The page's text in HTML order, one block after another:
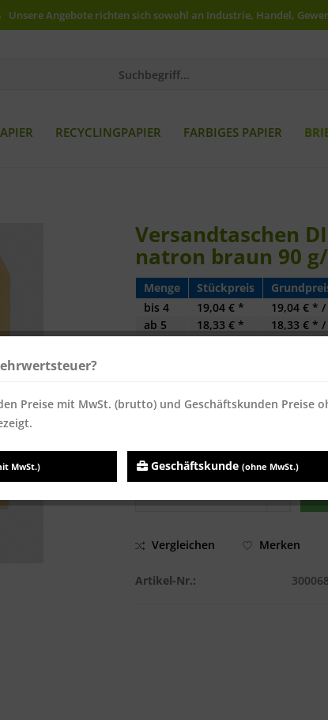
Unsere Angebote richten sich sowohl an Industrie, Handel,
RECYCLINGPAPIER FARBIGES PAPIER
Versandtaschen
natron braun 90
Menge Stückpreis
bis 4 19,04 € *
19,04 € *
ab 5 18,33 € *
18,33 € *
17,97 € *
13,33 € *
12,85 € *
Inhalt:500 Stück
Sofort versandfertig, Lieferzeit ca.
Vergleichen Merken
Artikel-Nr.:
Preise mit MwSt. (brutto) und Geschäftskunden Preise
MwSt.) Geschäftskunde (ohne MwSt.)